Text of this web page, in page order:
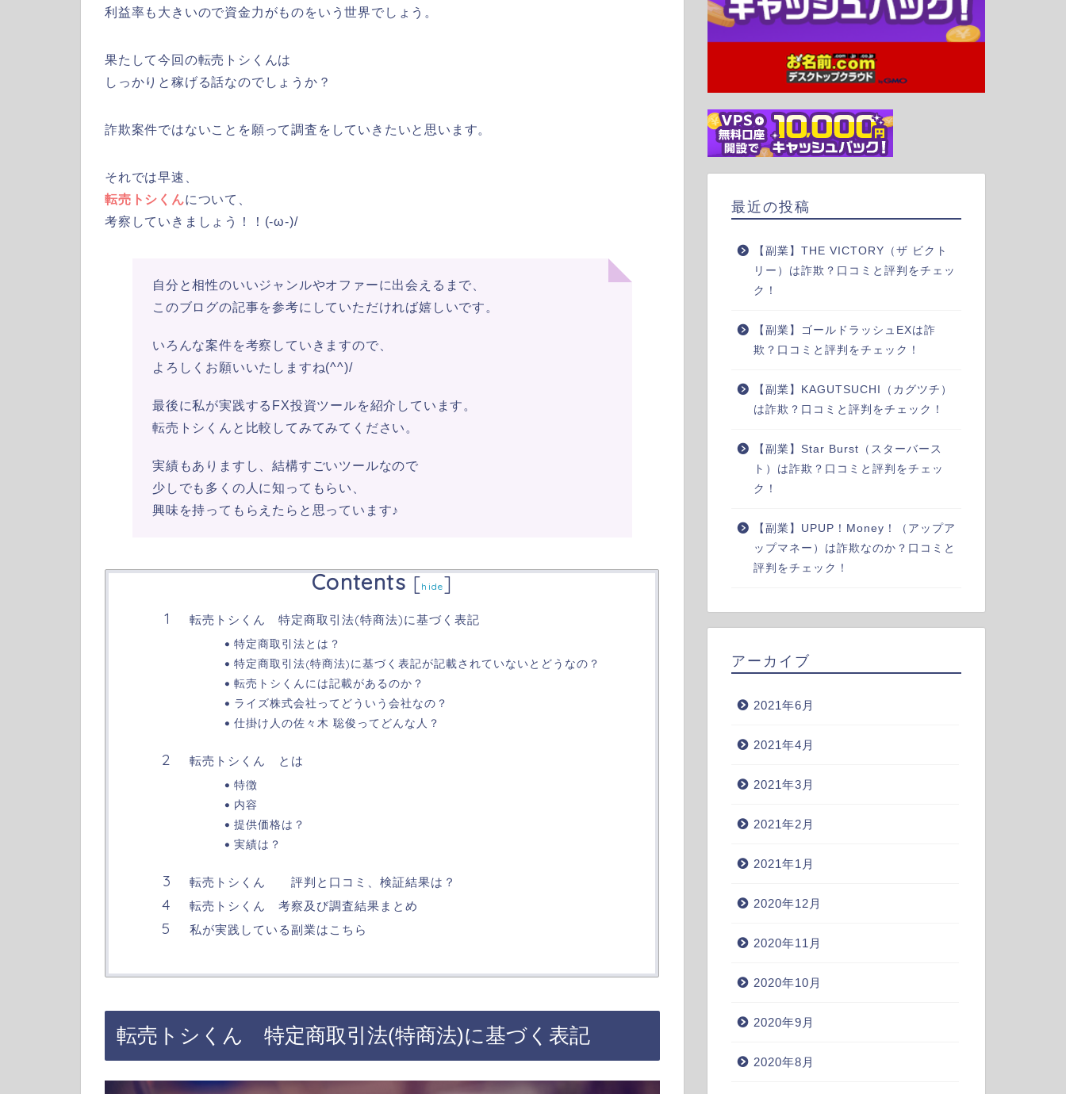
利益率も大きいので資金力がものをいう世界でしょう。
果たして今回の転売トシくんは
しっかりと稼げる話なのでしょうか？
詐欺案件ではないことを願って調査をしていきたいと思います。
それでは早速、
転売トシくんについて、
考察していきましょう！！(-ω-)/
自分と相性のいいジャンルやオファーに出会えるまで、
このブログの記事を参考にしていただければ嬉しいです。
いろんな案件を考察していきますので、
よろしくお願いいたしますね(^^)/
最後に私が実践するFX投資ツールを紹介しています。
転売トシくんと比較してみてみてください。
実績もありますし、結構すごいツールなので
少しでも多くの人に知ってもらい、
興味を持ってもらえたらと思っています♪
Contents [hide]
転売トシくん 特定商取引法(特商法)に基づく表記
特定商取引法とは？
特定商取引法(特商法)に基づく表記が記載されていないとどうなの？
転売トシくんには記載があるのか？
ライズ株式会社ってどういう会社なの？
仕掛け人の佐々木 聡俊ってどんな人？
転売トシくん とは
特徴
内容
提供価格は？
実績は？
転売トシくん 評判と口コミ、検証結果は？
転売トシくん 考察及び調査結果まとめ
私が実践している副業はこちら
転売トシくん 特定商取引法(特商法)に基づく表記
最近の投稿
【副業】THE VICTORY（ザ ビクト
リー）は詐欺？口コミと評判をチェッ
ク！
【副業】ゴールドラッシュEXは詐
欺？口コミと評判をチェック！
【副業】KAGUTSUCHI（カグツチ）
は詐欺？口コミと評判をチェック！
【副業】Star Burst（スターバース
ト）は詐欺？口コミと評判をチェッ
ク！
【副業】UPUP！Money！（アップア
ップマネー）は詐欺なのか？口コミと
評判をチェック！
アーカイブ
2021年6月
2021年4月
2021年3月
2021年2月
2021年1月
2020年12月
2020年11月
2020年10月
2020年9月
2020年8月